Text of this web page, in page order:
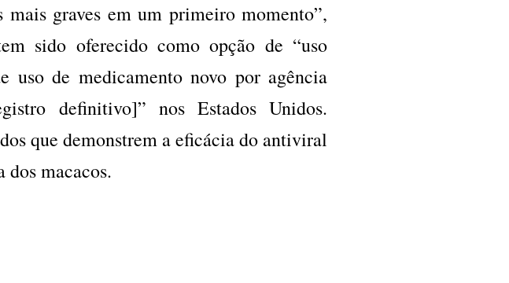
mais graves em um primeiro momento”,
sido oferecido como opção de “uso
uso de medicamento novo por agência
definitivo]” nos Estados Unidos.
que demonstrem a eficácia do antiviral
macacos.